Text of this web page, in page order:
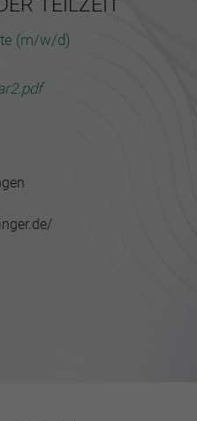
TEILZEIT
(m/w/d)